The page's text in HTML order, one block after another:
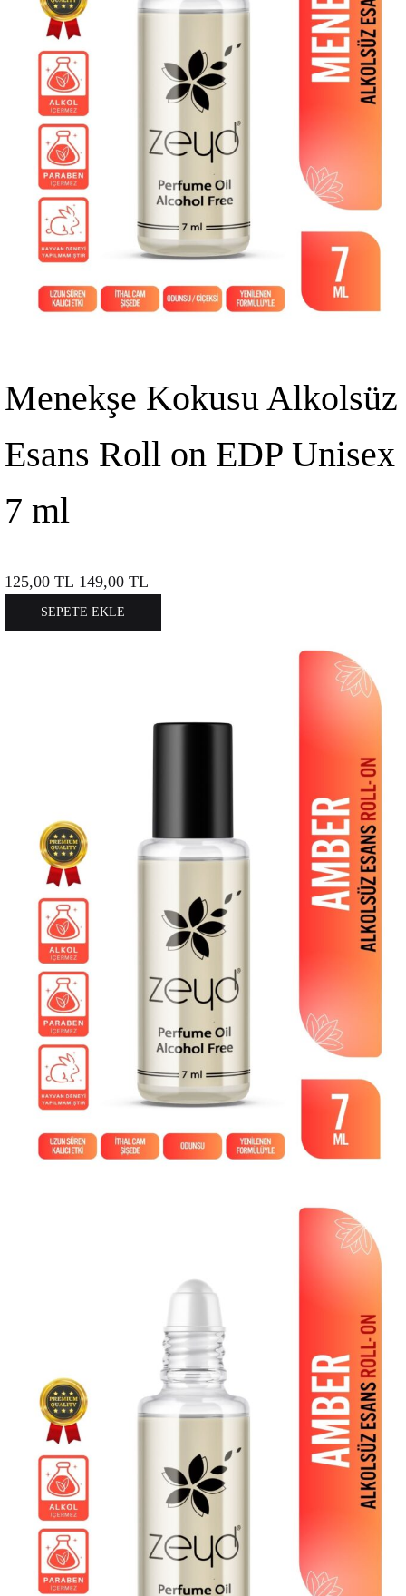
Menekşe Kokusu Alkolsüz
Esans Roll on EDP Unisex
7 ml
125,00 TL 149,00TL
SEPETE EKLE